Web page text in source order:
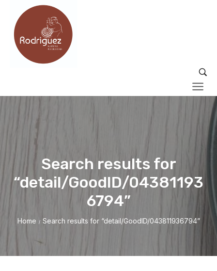
Search results for
“detail/GoodID/04381193
6794”
Home / Search results for “detail/GoodID/043811936794”